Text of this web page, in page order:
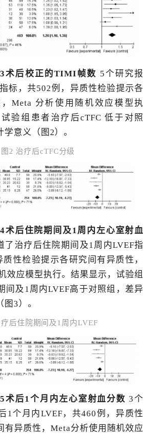
术后校正的TIMI帧数 5个研究报
标，共502例，异质性检验提示各
Meta 分析使用随机效应模型执
验组患者治疗后cTFC 低于对照
意义（图2）。
图2 治疗后cTFC分级
术后住院期间及1周内左心室射血
了治疗后住院期间及1周内LVEF指
性检验提示各研究间有异质性，
效应模型执行。结果显示，试验组
间及1周内LVEF高于对照组，差异
3）。
疗后住院期间及1周内LVEF
术后1个月内左心室射血分数 3个
1个月内LVEF，共460例，异质性
有异质性，Meta分析使用随机效应